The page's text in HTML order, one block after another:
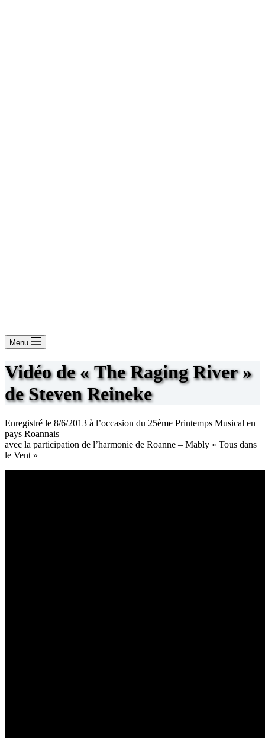
Menu
Vidéo de « The Raging River »
de Steven Reineke
Enregistré le 8/6/2013 à l’occasion du 25ème Printemps Musical en
pays Roannais
avec la participation de l’harmonie de Roanne – Mably « Tous dans
le Vent »